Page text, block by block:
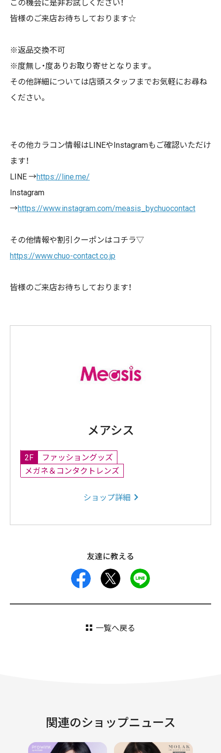
この機会に是非お試しください！
皆様のご来店お待ちしております☆
※返品交換不可
※度無し・度ありお取り寄せとなります。
その他詳細については店頭スタッフまでお気軽にお尋ね
ください。
その他カラコン情報はLINEやInstagramもご確認いただけ
ます！
LINE →https://line.me/
Instagram
→https://www.instagram.com/measis_bychuocontact
その他情報や割引クーポンはコチラ▽
https://www.chuo-contact.co.jp
皆様のご来店お待ちしております！
メアシス
2F
ファッショングッズ
メガネ＆コンタクトレンズ
ショップ詳細
友達に教える
facebook
一覧へ戻る
関連のショップニュース